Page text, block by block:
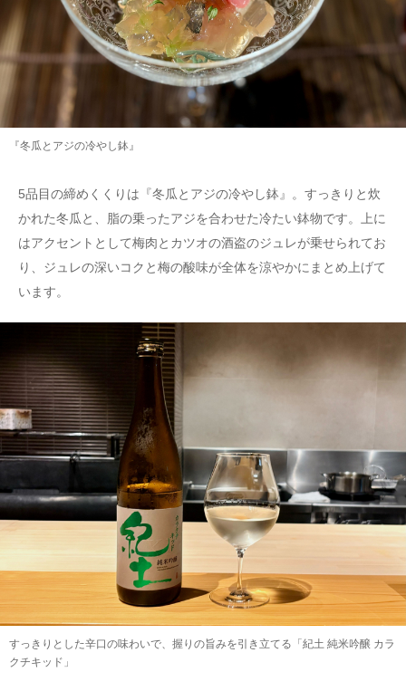
『冬瓜とアジの冷やし鉢』
5品目の締めくくりは『冬瓜とアジの冷やし鉢』。すっきりと炊
かれた冬瓜と、脂の乗ったアジを合わせた冷たい鉢物です。上に
はアクセントとして梅肉とカツオの酒盗のジュレが乗せられてお
り、ジュレの深いコクと梅の酸味が全体を涼やかにまとめ上げて
います。
すっきりとした辛口の味わいで、握りの旨みを引き立てる「紀土 純米吟醸 カラ
クチキッド」